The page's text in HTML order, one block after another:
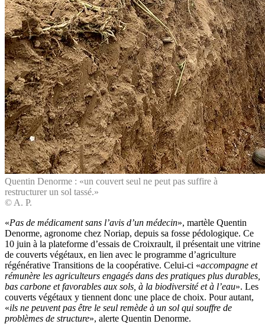
Quentin Denorme : «un couvert seul ne peut pas suffire à
restructurer un sol tassé.»
© A. P.
«Pas de médicament sans l’avis d’un médecin», martèle Quentin
Denorme, agronome chez Noriap, depuis sa fosse pédologique. Ce
10 juin à la plateforme d’essais de Croixrault, il présentait une vitrine
de couverts végétaux, en lien avec le programme d’agriculture
régénérative Transitions de la coopérative. Celui-ci «accompagne et
rémunère les agriculteurs engagés dans des pratiques plus durables,
bas carbone et favorables aux sols, à la biodiversité et à l’eau». Les
couverts végétaux y tiennent donc une place de choix. Pour autant,
«ils ne peuvent pas être le seul remède à un sol qui souffre de
problèmes de structure», alerte Quentin Denorme.